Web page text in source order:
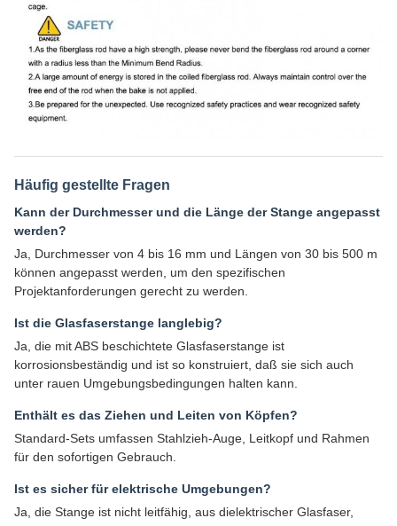
Häufig gestellte Fragen
Kann der Durchmesser und die Länge der Stange angepasst
werden?
Ja, Durchmesser von 4 bis 16 mm und Längen von 30 bis 500 m
können angepasst werden, um den spezifischen
Projektanforderungen gerecht zu werden.
Ist die Glasfaserstange langlebig?
Ja, die mit ABS beschichtete Glasfaserstange ist
korrosionsbeständig und ist so konstruiert, daß sie sich auch
unter rauen Umgebungsbedingungen halten kann.
Enthält es das Ziehen und Leiten von Köpfen?
Standard-Sets umfassen Stahlzieh-Auge, Leitkopf und Rahmen
für den sofortigen Gebrauch.
Ist es sicher für elektrische Umgebungen?
Ja, die Stange ist nicht leitfähig, aus dielektrischer Glasfaser,